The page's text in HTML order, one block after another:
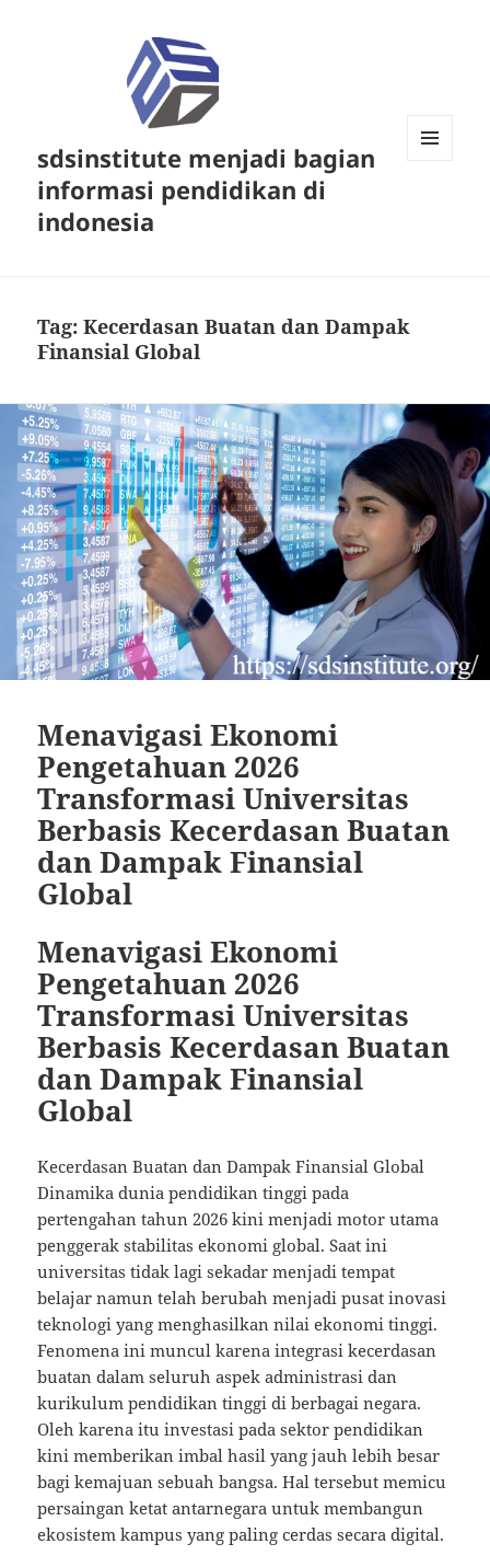
sdsinstitute menjadi bagian
informasi pendidikan di
indonesia
Tag:Kecerdasan Buatan dan Dampak
Finansial Global
Menavigasi Ekonomi
Pengetahuan 2026
Transformasi Universitas
Berbasis Kecerdasan Buatan
dan Dampak Finansial
Global
Menavigasi Ekonomi
Pengetahuan 2026
Transformasi Universitas
Berbasis Kecerdasan Buatan
dan Dampak Finansial
Global
Kecerdasan Buatan dan Dampak Finansial Global
Dinamika dunia pendidikan tinggi pada
pertengahan tahun 2026 kini menjadi motor utama
penggerak stabilitas ekonomi global. Saat ini
universitas tidak lagi sekadar menjadi tempat
belajar namun telah berubah menjadi pusat inovasi
teknologi yang menghasilkan nilai ekonomi tinggi.
Fenomena ini muncul karena integrasi kecerdasan
buatan dalam seluruh aspek administrasi dan
kurikulum pendidikan tinggi di berbagai negara.
Oleh karena itu investasi pada sektor pendidikan
kini memberikan imbal hasil yang jauh lebih besar
bagi kemajuan sebuah bangsa. Hal tersebut memicu
persaingan ketat antarnegara untuk membangun
ekosistem kampus yang paling cerdas secara digital.